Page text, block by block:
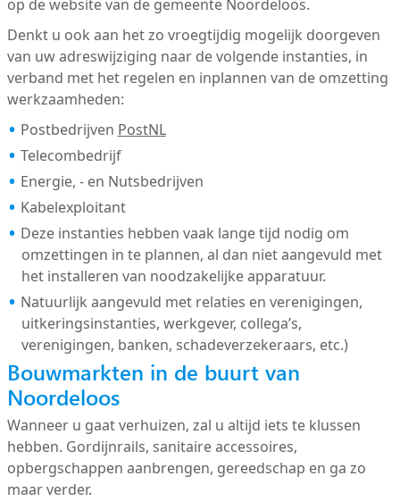
op de website van de gemeente Noordeloos.
Denkt u ook aan het zo vroegtijdig mogelijk doorgeven
van uw adreswijziging naar de volgende instanties, in
verband met het regelen en inplannen van de omzetting
werkzaamheden:
Postbedrijven PostNL
Telecombedrijf
Energie, - en Nutsbedrijven
Kabelexploitant
Deze instanties hebben vaak lange tijd nodig om
omzettingen in te plannen, al dan niet aangevuld met
het installeren van noodzakelijke apparatuur.
Natuurlijk aangevuld met relaties en verenigingen,
uitkeringsinstanties, werkgever, collega’s,
verenigingen, banken, schadeverzekeraars, etc.)
Bouwmarkten in de buurt van
Noordeloos
Wanneer u gaat verhuizen, zal u altijd iets te klussen
hebben. Gordijnrails, sanitaire accessoires,
opbergschappen aanbrengen, gereedschap en ga zo
maar verder.